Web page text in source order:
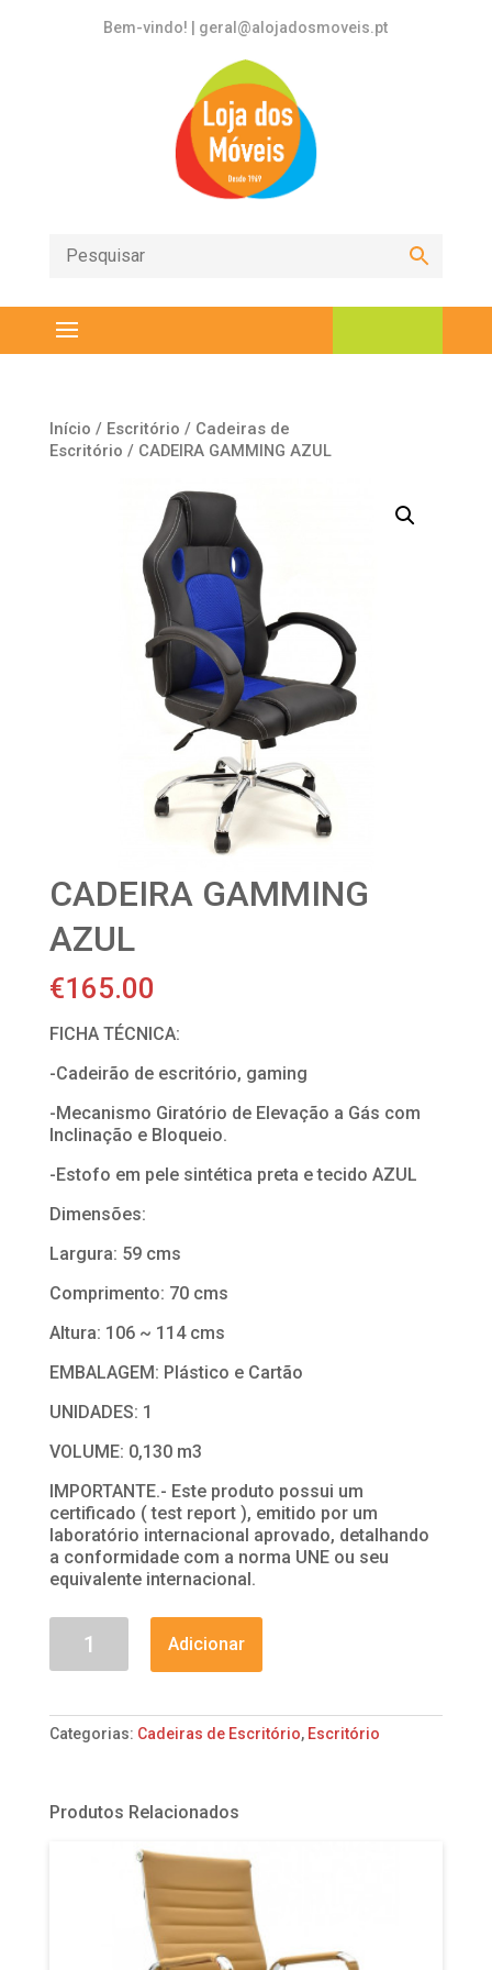
Bem-vindo! | geral@alojadosmoveis.pt
Início / Escritório / Cadeiras de
Escritório / CADEIRA GAMMING AZUL
CADEIRA GAMMING
AZUL
€165.00
FICHA TÉCNICA:
-Cadeirão de escritório, gaming
-Mecanismo Giratório de Elevação a Gás com
Inclinação e Bloqueio.
-Estofo em pele sintética preta e tecido AZUL
Dimensões:
Largura: 59 cms
Comprimento: 70 cms
Altura: 106 ~ 114 cms
EMBALAGEM: Plástico e Cartão
UNIDADES: 1
VOLUME: 0,130 m3
IMPORTANTE.- Este produto possui um
certificado ( test report ), emitido por um
laboratório internacional aprovado, detalhando
a conformidade com a norma UNE ou seu
equivalente internacional.
CADEIRA
AZUL
Adicionar
Categorias: Cadeiras de Escritório, Escritório
Produtos Relacionados